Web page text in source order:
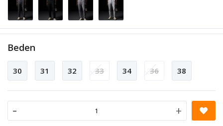
Beden
30 31 32 33 34 36 38
- +